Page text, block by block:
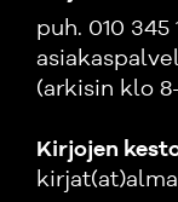
puh. 010 345
(arkisin klo
Kirjojen